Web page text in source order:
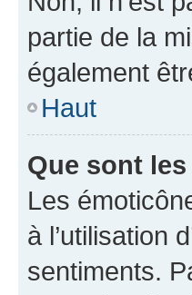
partie de la
également
Haut
Que sont
Les
à l’utilisation
sentiments.